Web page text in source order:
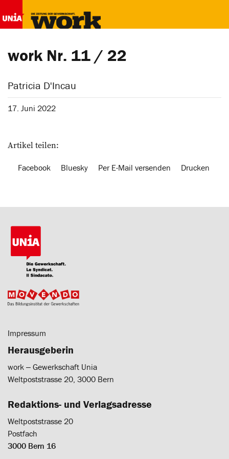
work Nr. 11 / 22
Patricia D'Incau
17. Juni 2022
Artikel teilen:
Facebook Bluesky Per E-Mail versenden Drucken
Impressum
Herausgeberin
work ‒ Gewerkschaft Unia
Weltpoststrasse 20, 3000 Bern
Redaktions- und Verlagsadresse
Weltpoststrasse 20
Postfach
3000 Bern 16